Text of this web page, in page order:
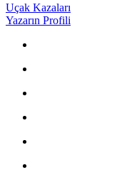
Uçak Kazaları
Yazarın Profili